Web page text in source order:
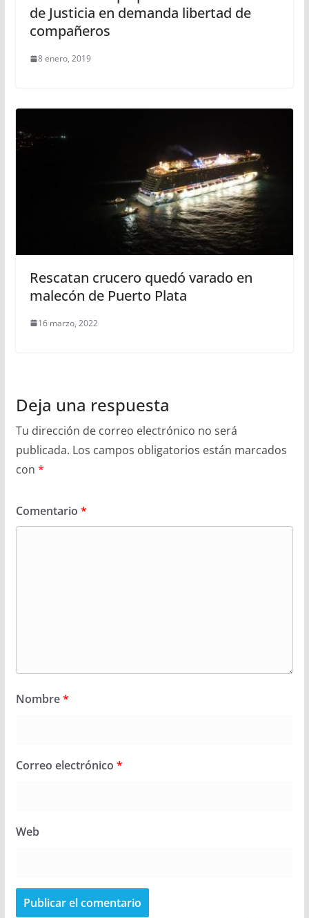
de Justicia en demanda libertad de
compañeros
8 enero, 2019
Rescatan crucero quedó varado en
malecón de Puerto Plata
16 marzo, 2022
Deja una respuesta
Tu dirección de correo electrónico no será
publicada. Los campos obligatorios están marcados
con *
Comentario *
Nombre*
Correo electrónico *
Web